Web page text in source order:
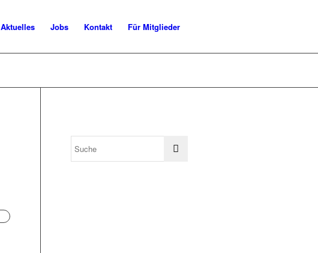
Aktuelles Jobs Kontakt Für Mitglieder